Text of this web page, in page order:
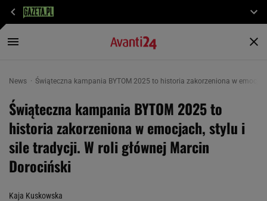
News Świąteczna kampania BYTOM 2025 to historia zakorzeniona w
Świąteczna kampania BYTOM 2025 to
historia zakorzeniona w emocjach, stylu i
sile tradycji. W roli głównej Marcin
Dorociński
Kaja Kuskowska